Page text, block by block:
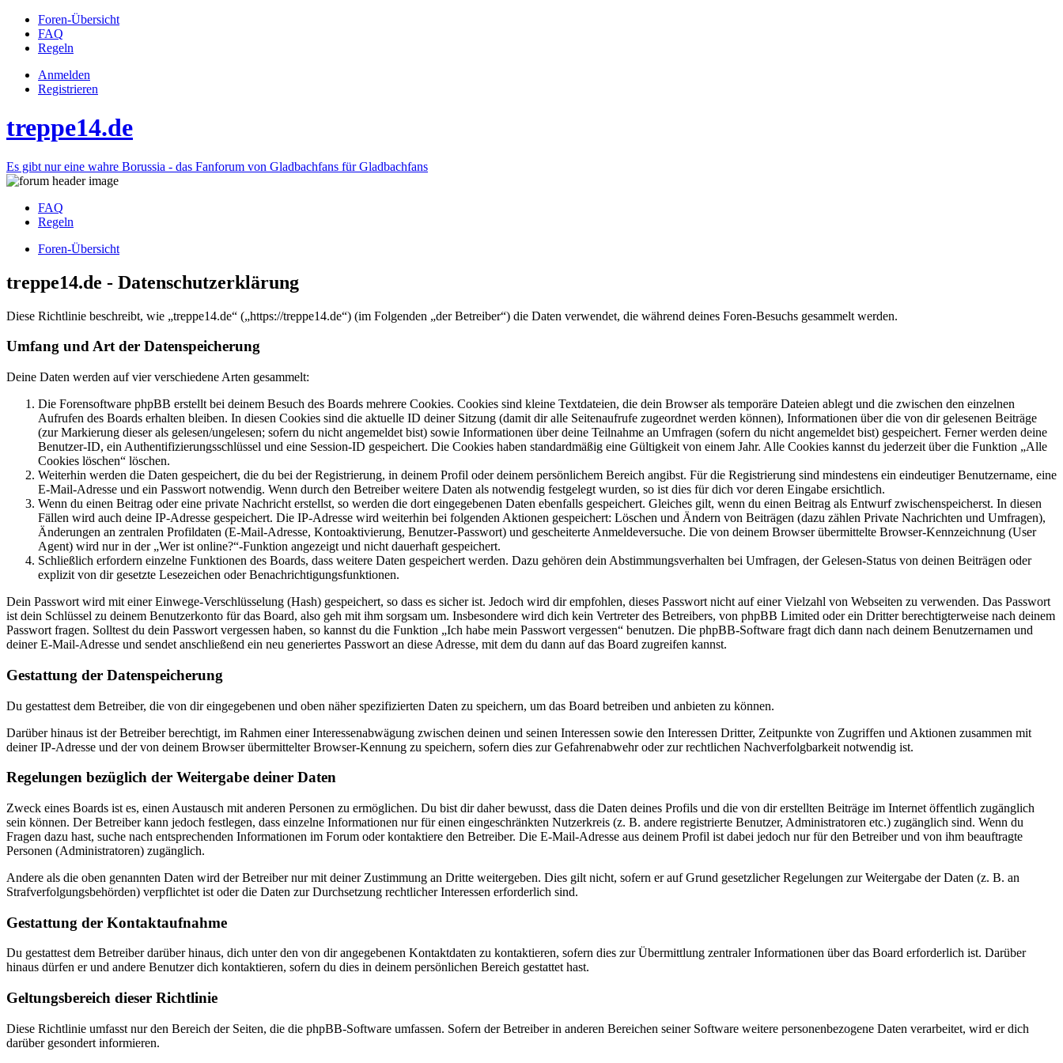
Foren-Übersicht
FAQ
Regeln
Anmelden
Registrieren
treppe14.de
Es gibt nur eine wahre Borussia - das Fanforum von Gladbachfans für Gladbachfans
FAQ
Regeln
Foren-Übersicht
treppe14.de - Datenschutzerklärung
Diese Richtlinie beschreibt, wie „treppe14.de“ („https://treppe14.de“) (im Folgenden „der Betreiber“) die Daten verwendet, die während deines Foren-Besuchs gesammelt werden.
Umfang und Art der Datenspeicherung
Deine Daten werden auf vier verschiedene Arten gesammelt:
Die Forensoftware phpBB erstellt bei deinem Besuch des Boards mehrere Cookies. Cookies sind kleine Textdateien, die dein Browser als temporäre Dateien ablegt und die zwischen den einzelnen
Aufrufen des Boards erhalten bleiben. In diesen Cookies sind die aktuelle ID deiner Sitzung (damit dir alle Seitenaufrufe zugeordnet werden können), Informationen über die von dir gelesenen Beiträge
(zur Markierung dieser als gelesen/ungelesen; sofern du nicht angemeldet bist) sowie Informationen über deine Teilnahme an Umfragen (sofern du nicht angemeldet bist) gespeichert. Ferner werden deine
Benutzer-ID, ein Authentifizierungsschlüssel und eine Session-ID gespeichert. Die Cookies haben standardmäßig eine Gültigkeit von einem Jahr. Alle Cookies kannst du jederzeit über die Funktion „Alle
Cookies löschen“ löschen.
Weiterhin werden die Daten gespeichert, die du bei der Registrierung, in deinem Profil oder deinem persönlichem Bereich angibst. Für die Registrierung sind mindestens ein eindeutiger Benutzername, eine
E-Mail-Adresse und ein Passwort notwendig. Wenn durch den Betreiber weitere Daten als notwendig festgelegt wurden, so ist dies für dich vor deren Eingabe ersichtlich.
Wenn du einen Beitrag oder eine private Nachricht erstellst, so werden die dort eingegebenen Daten ebenfalls gespeichert. Gleiches gilt, wenn du einen Beitrag als Entwurf zwischenspeicherst. In diesen
Fällen wird auch deine IP-Adresse gespeichert. Die IP-Adresse wird weiterhin bei folgenden Aktionen gespeichert: Löschen und Ändern von Beiträgen (dazu zählen Private Nachrichten und Umfragen),
Änderungen an zentralen Profildaten (E-Mail-Adresse, Kontoaktivierung, Benutzer-Passwort) und gescheiterte Anmeldeversuche. Die von deinem Browser übermittelte Browser-Kennzeichnung (User
Agent) wird nur in der „Wer ist online?“-Funktion angezeigt und nicht dauerhaft gespeichert.
Schließlich erfordern einzelne Funktionen des Boards, dass weitere Daten gespeichert werden. Dazu gehören dein Abstimmungsverhalten bei Umfragen, der Gelesen-Status von deinen Beiträgen oder
explizit von dir gesetzte Lesezeichen oder Benachrichtigungsfunktionen.
Dein Passwort wird mit einer Einwege-Verschlüsselung (Hash) gespeichert, so dass es sicher ist. Jedoch wird dir empfohlen, dieses Passwort nicht auf einer Vielzahl von Webseiten zu verwenden. Das Passwort
ist dein Schlüssel zu deinem Benutzerkonto für das Board, also geh mit ihm sorgsam um. Insbesondere wird dich kein Vertreter des Betreibers, von phpBB Limited oder ein Dritter berechtigterweise nach deinem
Passwort fragen. Solltest du dein Passwort vergessen haben, so kannst du die Funktion „Ich habe mein Passwort vergessen“ benutzen. Die phpBB-Software fragt dich dann nach deinem Benutzernamen und
deiner E-Mail-Adresse und sendet anschließend ein neu generiertes Passwort an diese Adresse, mit dem du dann auf das Board zugreifen kannst.
Gestattung der Datenspeicherung
Du gestattest dem Betreiber, die von dir eingegebenen und oben näher spezifizierten Daten zu speichern, um das Board betreiben und anbieten zu können.
Darüber hinaus ist der Betreiber berechtigt, im Rahmen einer Interessenabwägung zwischen deinen und seinen Interessen sowie den Interessen Dritter, Zeitpunkte von Zugriffen und Aktionen zusammen mit
deiner IP-Adresse und der von deinem Browser übermittelter Browser-Kennung zu speichern, sofern dies zur Gefahrenabwehr oder zur rechtlichen Nachverfolgbarkeit notwendig ist.
Regelungen bezüglich der Weitergabe deiner Daten
Zweck eines Boards ist es, einen Austausch mit anderen Personen zu ermöglichen. Du bist dir daher bewusst, dass die Daten deines Profils und die von dir erstellten Beiträge im Internet öffentlich zugänglich
sein können. Der Betreiber kann jedoch festlegen, dass einzelne Informationen nur für einen eingeschränkten Nutzerkreis (z. B. andere registrierte Benutzer, Administratoren etc.) zugänglich sind. Wenn du
Fragen dazu hast, suche nach entsprechenden Informationen im Forum oder kontaktiere den Betreiber. Die E-Mail-Adresse aus deinem Profil ist dabei jedoch nur für den Betreiber und von ihm beauftragte
Personen (Administratoren) zugänglich.
Andere als die oben genannten Daten wird der Betreiber nur mit deiner Zustimmung an Dritte weitergeben. Dies gilt nicht, sofern er auf Grund gesetzlicher Regelungen zur Weitergabe der Daten (z. B. an
Strafverfolgungsbehörden) verpflichtet ist oder die Daten zur Durchsetzung rechtlicher Interessen erforderlich sind.
Gestattung der Kontaktaufnahme
Du gestattest dem Betreiber darüber hinaus, dich unter den von dir angegebenen Kontaktdaten zu kontaktieren, sofern dies zur Übermittlung zentraler Informationen über das Board erforderlich ist. Darüber
hinaus dürfen er und andere Benutzer dich kontaktieren, sofern du dies in deinem persönlichen Bereich gestattet hast.
Geltungsbereich dieser Richtlinie
Diese Richtlinie umfasst nur den Bereich der Seiten, die die phpBB-Software umfassen. Sofern der Betreiber in anderen Bereichen seiner Software weitere personenbezogene Daten verarbeitet, wird er dich
darüber gesondert informieren.